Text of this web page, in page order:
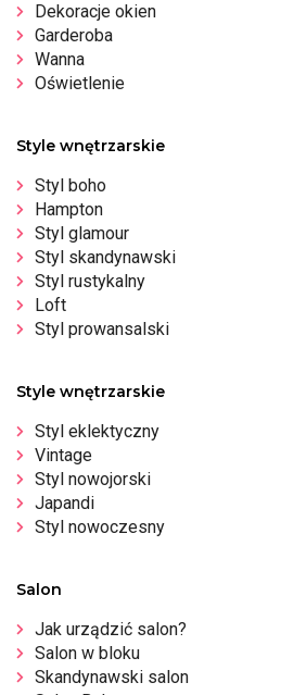
Dekoracje okien
Garderoba
Wanna
Oświetlenie
Style wnętrzarskie
Styl boho
Hampton
Styl glamour
Styl skandynawski
Styl rustykalny
Loft
Styl prowansalski
Style wnętrzarskie
Styl eklektyczny
Vintage
Styl nowojorski
Japandi
Styl nowoczesny
Salon
Jak urządzić salon?
Salon w bloku
Skandynawski salon